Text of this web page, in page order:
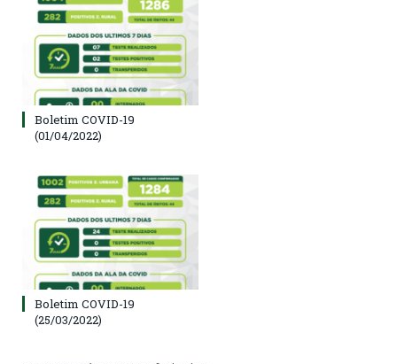
Boletim COVID-19
(01/04/2022)
Boletim COVID-19
(25/03/2022)